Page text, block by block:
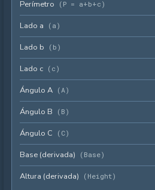
Perímetro ( P = a+b+c )
Lado a ( a )
Lado b ( b )
Lado c ( c )
Ángulo A ( A )
Ángulo B ( B )
Ángulo C ( C)
Base (derivada) ( Base)
Altura (derivada) ( Height)